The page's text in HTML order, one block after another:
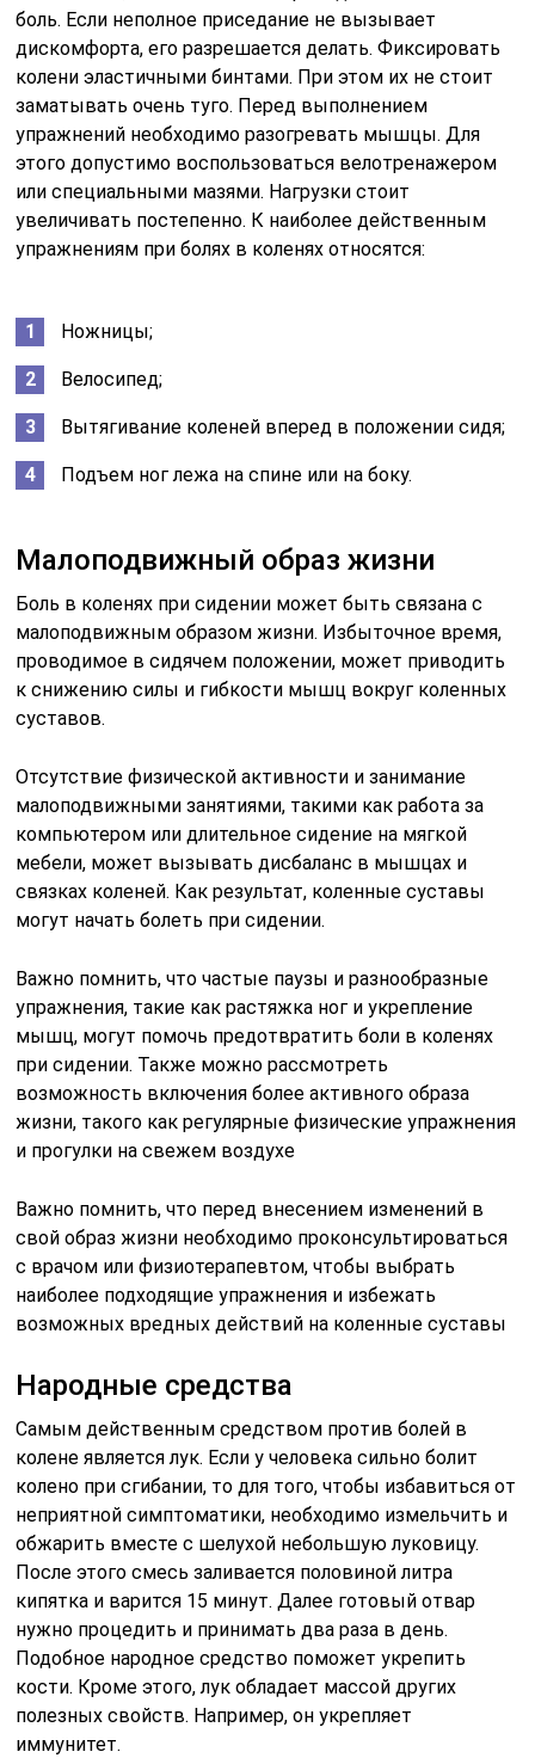
боль. Если неполное приседание не вызывает
дискомфорта, его разрешается делать. Фиксировать
колени эластичными бинтами. При этом их не стоит
заматывать очень туго. Перед выполнением
упражнений необходимо разогревать мышцы. Для
этого допустимо воспользоваться велотренажером
или специальными мазями. Нагрузки стоит
увеличивать постепенно. К наиболее действенным
упражнениям при болях в коленях относятся:
Ножницы;
Велосипед;
Вытягивание коленей вперед в положении сидя;
Подъем ног лежа на спине или на боку.
Малоподвижный образ жизни
Боль в коленях при сидении может быть связана с
малоподвижным образом жизни. Избыточное время,
проводимое в сидячем положении, может приводить
к снижению силы и гибкости мышц вокруг коленных
суставов.
Отсутствие физической активности и занимание
малоподвижными занятиями, такими как работа за
компьютером или длительное сидение на мягкой
мебели, может вызывать дисбаланс в мышцах и
связках коленей. Как результат, коленные суставы
могут начать болеть при сидении.
Важно помнить, что частые паузы и разнообразные
упражнения, такие как растяжка ног и укрепление
мышц, могут помочь предотвратить боли в коленях
при сидении. Также можно рассмотреть
возможность включения более активного образа
жизни, такого как регулярные физические упражнения
и прогулки на свежем воздухе
Важно помнить, что перед внесением изменений в
свой образ жизни необходимо проконсультироваться
с врачом или физиотерапевтом, чтобы выбрать
наиболее подходящие упражнения и избежать
возможных вредных действий на коленные суставы
Народные средства
Самым действенным средством против болей в
колене является лук. Если у человека сильно болит
колено при сгибании, то для того, чтобы избавиться от
неприятной симптоматики, необходимо измельчить и
обжарить вместе с шелухой небольшую луковицу.
После этого смесь заливается половиной литра
кипятка и варится 15 минут. Далее готовый отвар
нужно процедить и принимать два раза в день.
Подобное народное средство поможет укрепить
кости. Кроме этого, лук обладает массой других
полезных свойств. Например, он укрепляет
иммунитет.